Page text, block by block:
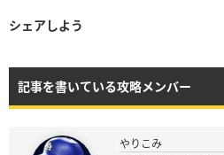
シェアしよう
記事を書いている攻略メンバー
やりこみ